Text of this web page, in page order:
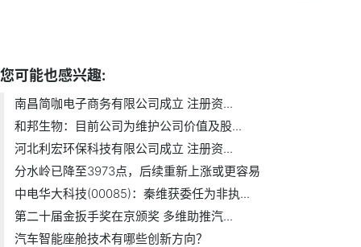
您可能也感兴趣:
南昌简咖电子商务有限公司成立 注册资...
和邦生物：目前公司为维护公司价值及股...
河北利宏环保科技有限公司成立 注册资...
分水岭已降至3973点，后续重新上涨或更容易
中电华大科技(00085)：秦维获委任为非执...
第二十届金扳手奖在京颁奖 多维助推汽...
汽车智能座舱技术有哪些创新方向？